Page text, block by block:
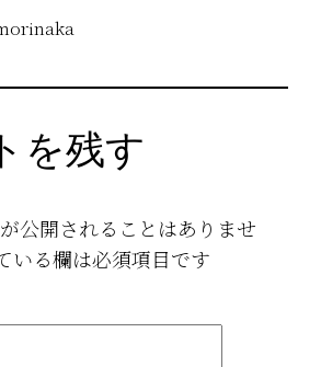
を残す
公開されることはありませ
いる欄は必須項目です